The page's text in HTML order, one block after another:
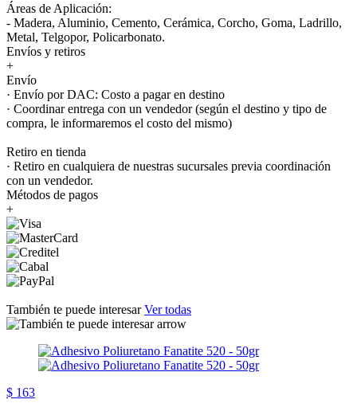
Áreas de Aplicación:
- Madera, Aluminio, Cemento, Cerámica, Corcho, Goma, Ladrillo,
Metal, Telgopor, Policarbonato.
Envíos y retiros
+
Envío
· Envío por DAC: Costo a pagar en destino
· Coordinar entrega con un vendedor (según el destino y tipo de
compra, le informaremos el costo del mismo)
Retiro en tienda
· Retiro en cualquiera de nuestras sucursales previa coordinación
con un vendedor.
Métodos de pagos
+
También te puede interesarVer todas
$ 163